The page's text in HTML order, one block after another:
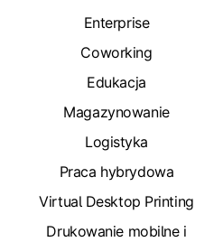
Enterprise
Coworking
Edukacja
Magazynowanie
Logistyka
Praca hybrydowa
Virtual Desktop Printing
Drukowanie mobilne i